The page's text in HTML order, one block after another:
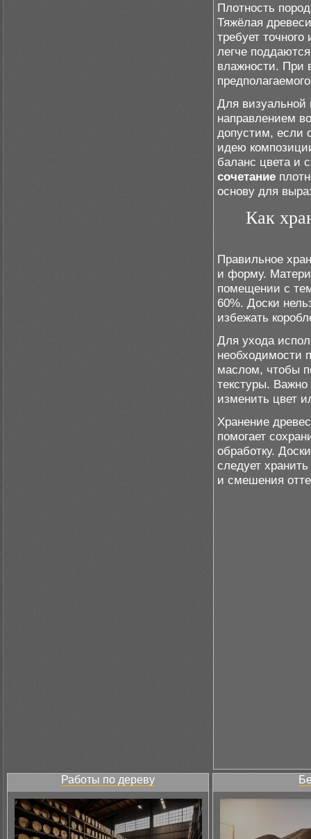
Плотность
Тяжёлая
требует
легче
влажности. При
Для
направлением
допустим, если
идею
баланс цвета и
сочетание
основу для
Как
Правильное
и форму.
помещении с
60%. Доски
избежать
Для ухода
необходимости
маслом, чтобы
текстуры. Важно
изменить цвет
Хранение
помогает
обработку.
следует
и смешения
Работы по дереву